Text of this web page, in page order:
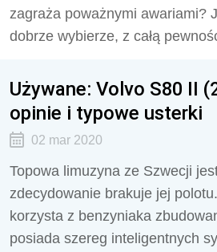
zagraża poważnymi awariami?
dobrze wybierze, z całą
Używane: Volvo S80 II
opinie i typowe usterki
02 mar 2020
Topowa limuzyna ze Szwecji
zdecydowanie brakuje jej
korzysta z benzyniaka
posiada szereg inteligentnych